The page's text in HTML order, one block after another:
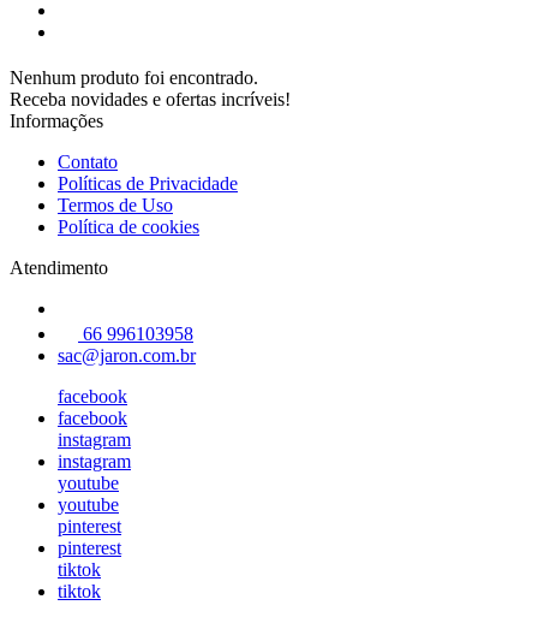
Nenhum produto foi encontrado.
Receba novidades e ofertas incríveis!
Informações
Contato
Políticas de Privacidade
Termos de Uso
Política de cookies
Atendimento
66 996103958
sac@jaron.com.br
facebook
facebook
instagram
instagram
youtube
youtube
pinterest
pinterest
tiktok
tiktok